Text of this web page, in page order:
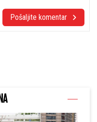
Pošaljite komentar